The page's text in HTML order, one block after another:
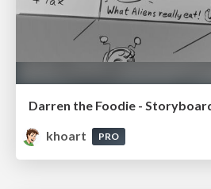
Darren the Foodie -
khoart
PRO